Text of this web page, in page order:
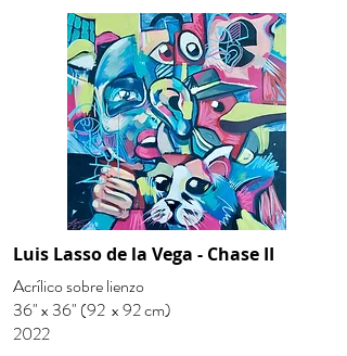
Luis Lasso de la Vega - Chase II
Acrílico sobre lienzo
36" x 36" (92 x 92 cm)
2022